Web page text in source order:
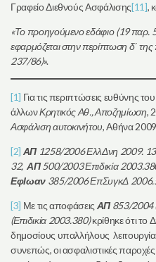
Γραφείο Διεθνούς Ασφάλισης[11],
«Το προηγούμενο εδάφιο (19 παρ.
εφαρμόζεται στην περίπτωση δ΄
237/86)».
[1] Για τις περιπτώσεις ευθύνης
άλλωνΚρητικός Αθ., Αποζημίωση,
Ασφάλιση αυτοκινήτου, Αθήνα
[2] ΑΠ 1258/2006 ΕλλΔνη 2009.
32,ΑΠ500/2003 Επιδικία
ΕφΙωαν385/2006 ΕπΣυγκΔ
[3] Με τις αποφάσεις ΑΠ853/2004
(Επιδικία 2003.380)κρίθηκε ότι το
δημοσίους υπαλλήλους
συνεπώς, οι ασφαλιστικές παροχές